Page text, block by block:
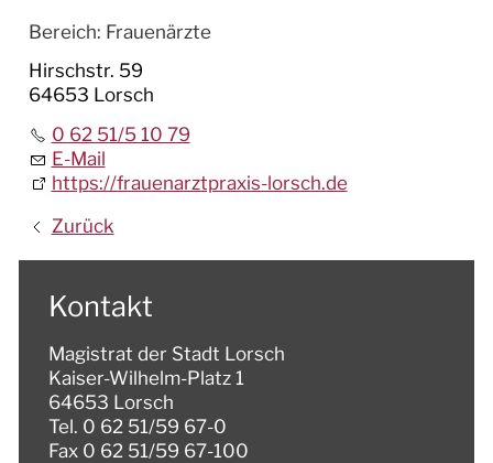
BAUEN & UMWELT
LEBEN IN LORSCH
KULTUR
TOURISMUS
Bereich: Frauenärzte
Hirschstr. 59
64653 Lorsch
0 62 51/5 10 79
E-Mail
https://frauenarztpraxis-lorsch.de
Zurück
Kontakt
Magistrat der Stadt Lorsch
Kaiser-Wilhelm-Platz 1
64653 Lorsch
Tel. 0 62 51/59 67-0
Fax 0 62 51/59 67-100